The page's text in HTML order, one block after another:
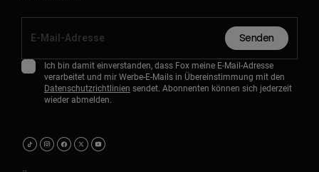
Senden
Ich bin damit einverstanden, dass Fox meine E-Mail-Adresse
verarbeitet und mir Werbe-E-Mails in Übereinstimmung mit den
Datenschutzrichtlinien sendet. Abonnenten können sich jederzeit
wieder abmelden.